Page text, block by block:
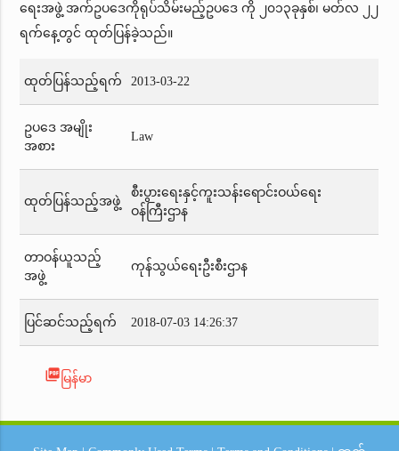
ရေးအဖွဲ့ အက်ဥပဒေကိုရုပ်သိမ်းမည့်ဥပဒေ ကို ၂၀၁၃ခုနှစ်၊ မတ်လ ၂၂
ရက်နေ့တွင် ထုတ်ပြန်ခဲ့သည်။
ထုတ်ပြန်သည့်ရက် 2013-03-22
ဥပဒေ အမျိုး
အစား
Law
ထုတ်ပြန်သည့်အဖွဲ့
စီးပွားရေးနှင့်ကူးသန်းရောင်းဝယ်ရေး
ဝန်ကြီးဌာန
တာဝန်ယူသည့်
အဖွဲ့
ကုန်သွယ်ရေးဦးစီးဌာန
ပြင်ဆင်သည့်ရက် 2018-07-03 14:26:37
picture_as_pdf မြန်မာ